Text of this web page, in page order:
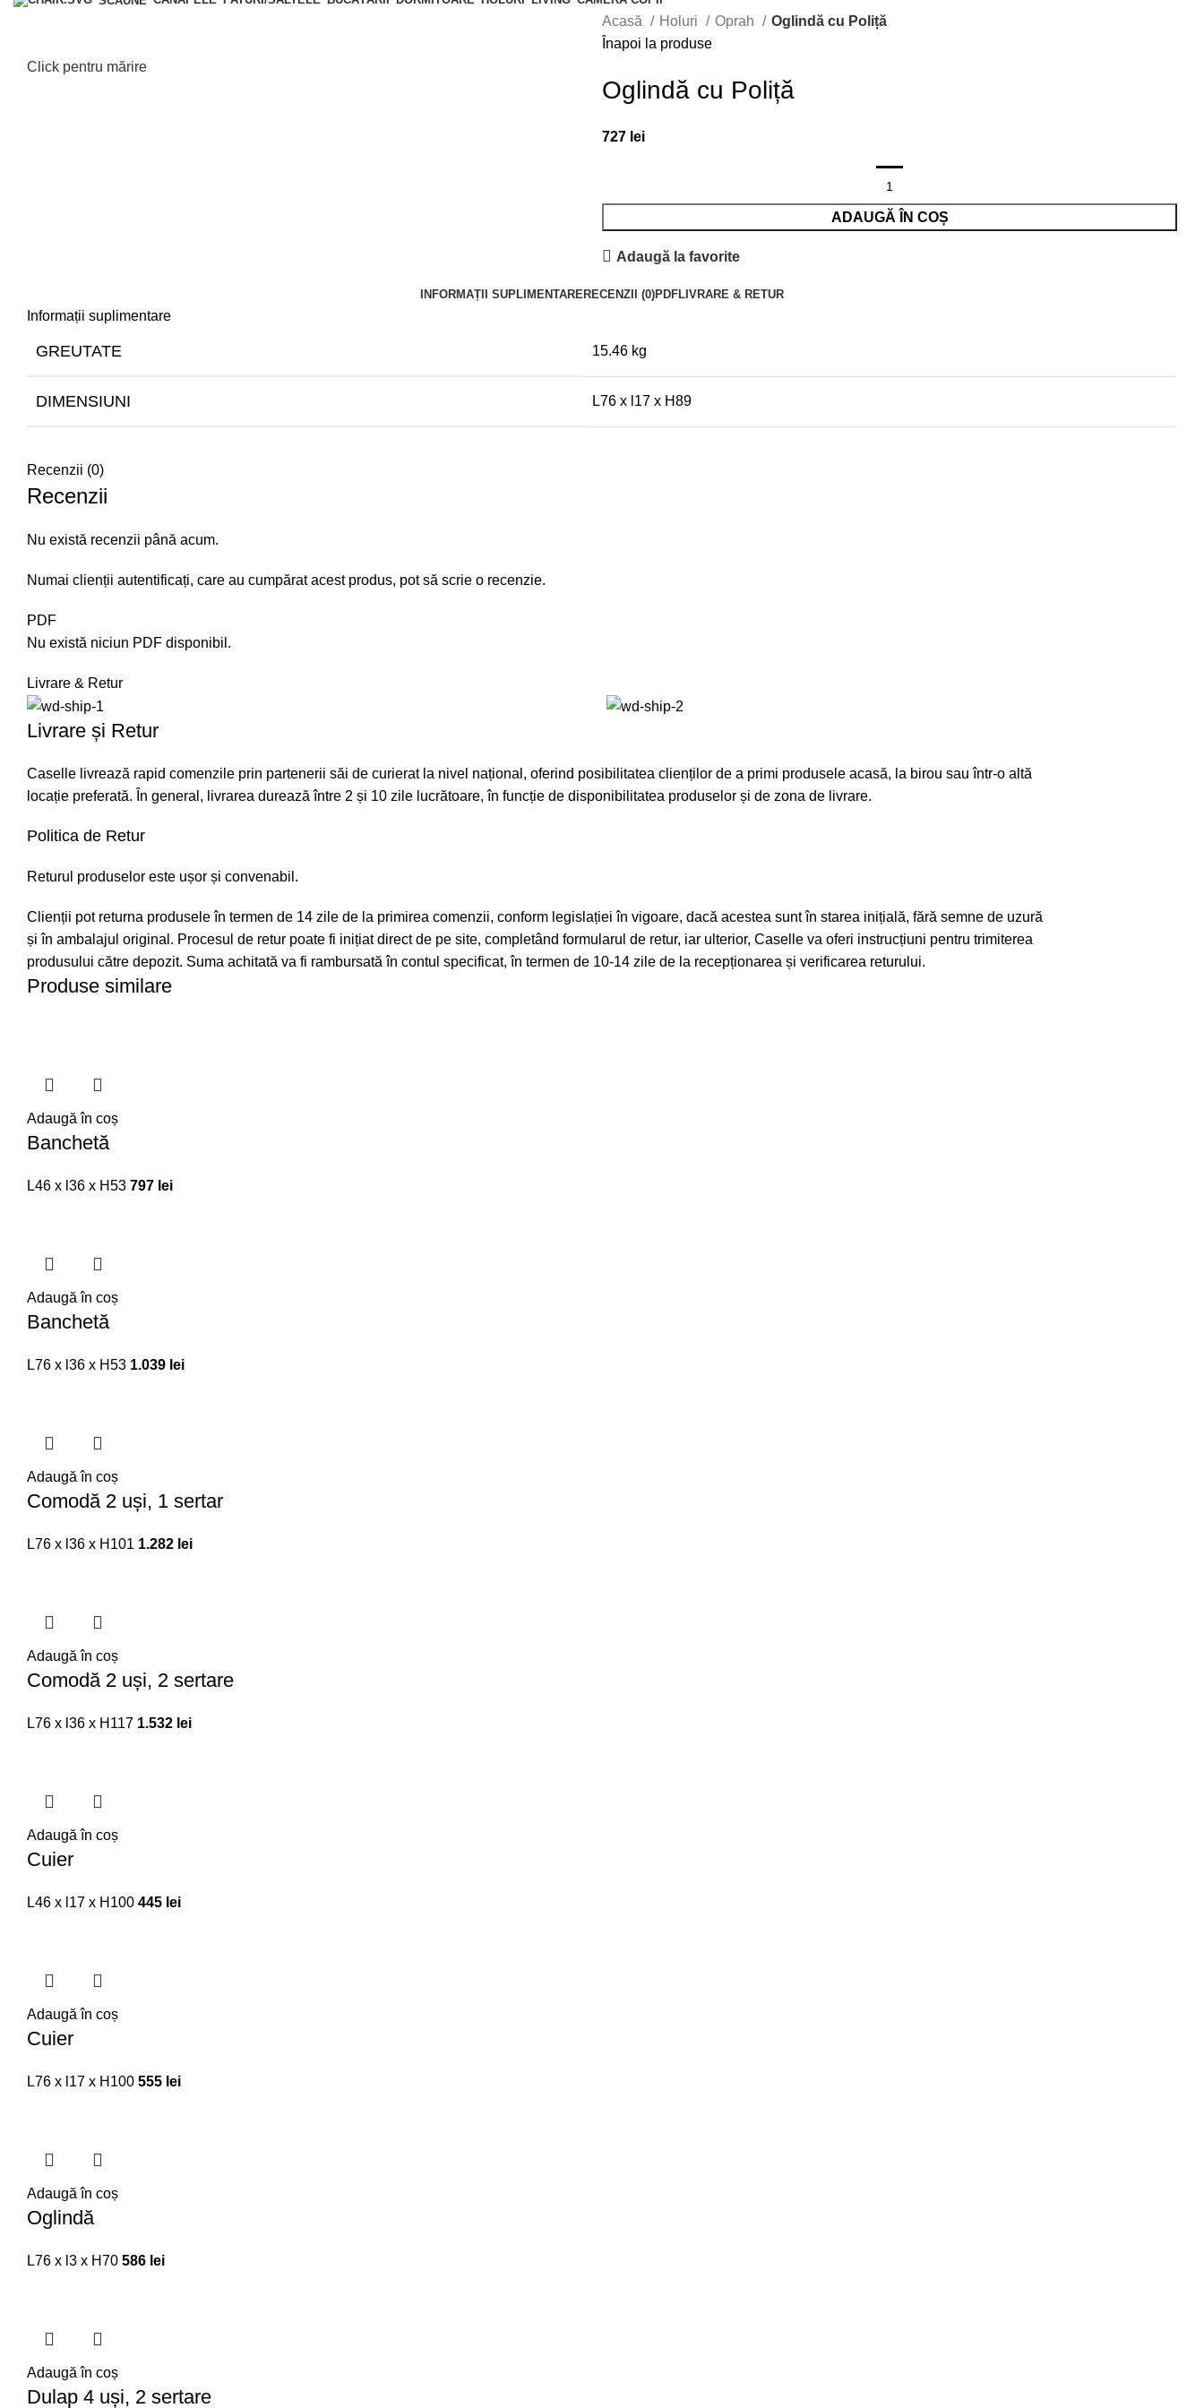
Click pentru mărire
Acasă Holuri Oprah
Oglindă cu Poliță
Înapoi la produse
Oglindă cu Poliță
727 lei
ADAUGĂ ÎN COȘ
Adaugă la favorite
INFORMAȚII SUPLIMENTARERECENZII (0)PDFLIVRARE & RETUR
Informații suplimentare
GREUTATE 15.46 kg
DIMENSIUNI L76 x l17 x H89
Recenzii (0)
Recenzii
Nu există recenzii până acum.
Numai clienții autentificați, care au cumpărat acest produs, pot să scrie o recenzie.
PDF
Nu există niciun PDF disponibil.
Livrare & Retur
Livrare și Retur
Caselle livrează rapid comenzile prin partenerii săi de curierat la nivel național, oferind posibilitatea clienților de a primi produsele acasă, la birou sau într-o altă
locație preferată. În general, livrarea durează între 2 și 10 zile lucrătoare, în funcție de disponibilitatea produselor și de zona de livrare.
Politica de Retur
Returul produselor este ușor și convenabil.
Clienții pot returna produsele în termen de 14 zile de la primirea comenzii, conform legislației în vigoare, dacă acestea sunt în starea inițială, fără semne de uzură
și în ambalajul original. Procesul de retur poate fi inițiat direct de pe site, completând formularul de retur, iar ulterior, Caselle va oferi instrucțiuni pentru trimiterea
produsului către depozit. Suma achitată va fi rambursată în contul specificat, în termen de 10-14 zile de la recepționarea și verificarea returului.
Produse similare
Adaugă în coș
Banchetă
L46 x l36 x H53 797 lei
Adaugă în coș
Banchetă
L76 x l36 x H53 1.039 lei
Adaugă în coș
Comodă 2 uși, 1 sertar
L76 x l36 x H101 1.282 lei
Adaugă în coș
Comodă 2 uși, 2 sertare
L76 x l36 x H117 1.532 lei
Adaugă în coș
Cuier
L46 x l17 x H100 445 lei
Adaugă în coș
Cuier
L76 x l17 x H100 555 lei
Adaugă în coș
Oglindă
L76 x l3 x H70 586 lei
Adaugă în coș
Dulap 4 uși, 2 sertare